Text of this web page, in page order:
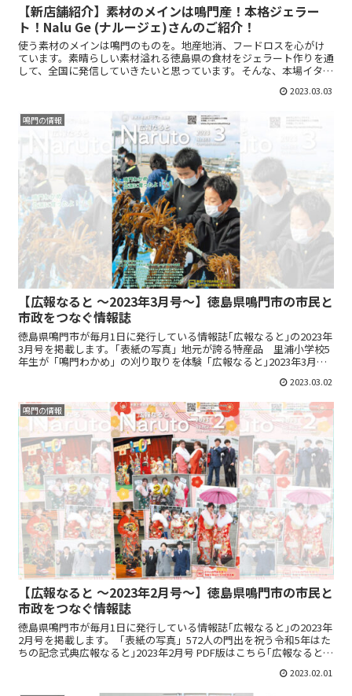
【新店舗紹介】素材のメインは鳴門産！本格ジェラー
ト！Nalu Ge (ナルージェ)さんのご紹介！
使う素材のメインは鳴門のものを。地産地消、フードロスを心がけ
ています。素晴らしい素材溢れる徳島県の食材をジェラート作りを通
して、全国に発信していきたいと思っています。そんな、本場イタリ
2023.03.03
鳴門の情報
【広報なると ～2023年3月号～】徳島県鳴門市の市民と
市政をつなぐ情報誌
徳島県鳴門市が毎月1日に発行している情報誌｢広報なると｣の2023年
3月号を掲載します。｢表紙の写真」地元が誇る特産品 里浦小学校5
年生が「鳴門わかめ」の刈り取りを体験「広報なると｣2023年3月号
2023.03.02
鳴門の情報
【広報なると ～2023年2月号～】徳島県鳴門市の市民と
市政をつなぐ情報誌
徳島県鳴門市が毎月1日に発行している情報誌｢広報なると｣の2023年
2月号を掲載します。「表紙の写真」572人の門出を祝う令和5年はた
ちの記念式典広報なると｣2023年2月号 PDF版はこちら｢広報なると｣
2023.02.01